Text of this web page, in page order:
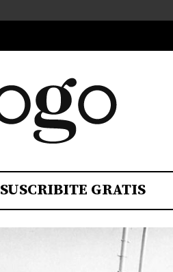
SUSCRIBITE GRATIS